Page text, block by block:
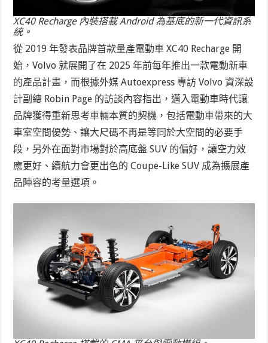
XC40 Recharge 內裝搭載 Android 為基底的新一代資訊系
統。
從 2019 年發表品牌首款量產電動車 XC40 Recharge 開
始，Volvo 就展開了在 2025 年前每年推出一款電動新車
的產品計畫，而根據外媒 Autoexpress 專訪 Volvo 資深設
計副總 Robin Page 的訪談內容指出，邁入電動車時代讓
品牌獲得重新思考車輛本質的契機，包括電動車帶來的大
車室空間優勢、讓大尺碼不再是等同於大空間的必要手
段，另外在面對市場對於高底盤 SUV 的偏好，讓空力效
應更好、續航力會更出色的 Coupe-Like SUV 成為擴展產
品陣容的考量選項。